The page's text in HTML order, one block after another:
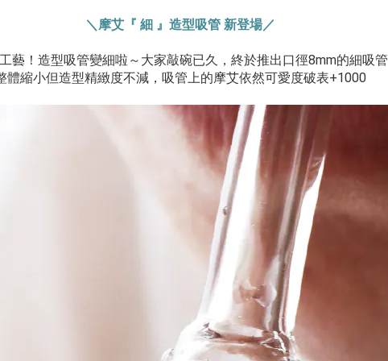
＼摩艾『 細 』造型吸管 新登場／
藝！造型吸管變細啦～大家敲碗已久，終於推出口徑8mm的細吸管
體縮小但造型精緻度不減，吸管上的摩艾依然可愛度破表+1000